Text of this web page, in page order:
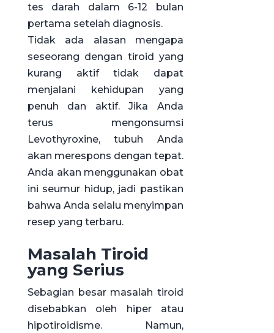
tes darah dalam 6-12 bulan
pertama setelah diagnosis.
Tidak ada alasan mengapa
seseorang dengan tiroid yang
kurang aktif tidak dapat
menjalani kehidupan yang
penuh dan aktif. Jika Anda
terus mengonsumsi
Levothyroxine, tubuh Anda
akan merespons dengan tepat.
Anda akan menggunakan obat
ini seumur hidup, jadi pastikan
bahwa Anda selalu menyimpan
resep yang terbaru.
Masalah Tiroid
yang Serius
Sebagian besar masalah tiroid
disebabkan oleh hiper atau
hipotiroidisme. Namun,